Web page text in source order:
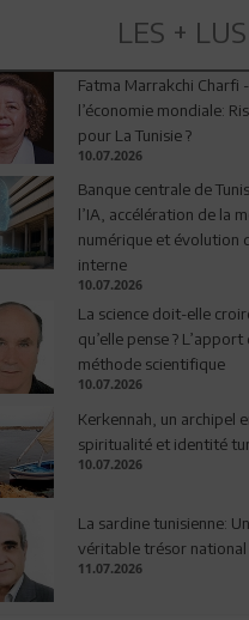
LES + LUS
Fatma Marrakchi Charfi
l’économie mondiale:
pour La Tunisie ?
10.07.2026
Banque centrale de
l’IA, accélération de la
numérique et évolution
interne
10.07.2026
La science doit-elle
qu’elle pense ?
méthode scientifique
10.07.2026
Kerkennah, un archipel
spiritualité et identité
10.07.2026
La sardine tunisienne:
véritable trésor national
11.07.2026